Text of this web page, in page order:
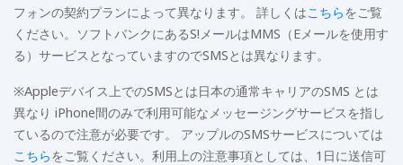
フォンの契約プランによって異なります。 詳しくはこちらをご覧
ください。ソフトバンクにあるS!メールはMMS（Eメールを使用す
る）サービスとなっていますのでSMSとは異なります。
※Appleデバイス上でのSMSとは日本の通常キャリアのSMS とは
異なり iPhone間のみで利用可能なメッセージングサービスを指し
ているので注意が必要です。 アップルのSMSサービスについては
こちらをご覧ください。利用上の注意事項としては、1日に送信可